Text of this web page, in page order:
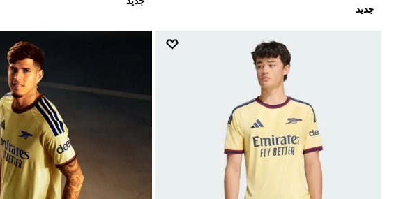
جديد